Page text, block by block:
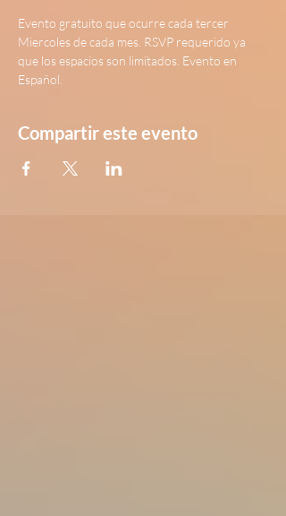
Evento gratuito que ocurre cada tercer
Miercoles de cada mes. RSVP requerido ya
que los espacios son limitados. Evento en
Español.
Compartir este evento